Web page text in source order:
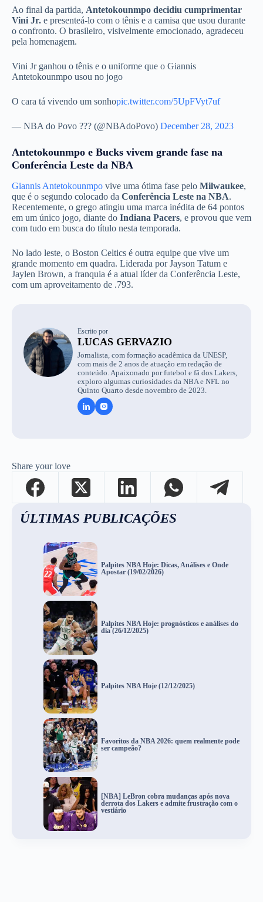
Ao final da partida, Antetokounmpo decidiu cumprimentar
Vini Jr. e presenteá-lo com o tênis e a camisa que usou durante
o confronto. O brasileiro, visivelmente emocionado, agradeceu
pela homenagem.
Vini Jr ganhou o tênis e o uniforme que o Giannis
Antetokounmpo usou no jogo
O cara tá vivendo um sonhopic.twitter.com/5UpFVyt7uf
— NBA do Povo ??? (@NBAdoPovo) December 28, 2023
Antetokounmpo e Bucks vivem grande fase na
Conferência Leste da NBA
Giannis Antetokounmpo vive uma ótima fase pelo Milwaukee,
que é o segundo colocado da Conferência Leste na NBA.
Recentemente, o grego atingiu uma marca inédita de 64 pontos
em um único jogo, diante do Indiana Pacers, e provou que vem
com tudo em busca do título nesta temporada.
No lado leste, o Boston Celtics é outra equipe que vive um
grande momento em quadra. Liderada por Jayson Tatum e
Jaylen Brown, a franquia é a atual líder da Conferência Leste,
com um aproveitamento de .793.
Escrito por
LUCAS GERVAZIO
Jornalista, com formação acadêmica da UNESP,
com mais de 2 anos de atuação em redação de
conteúdo. Apaixonado por futebol e fã dos Lakers,
exploro algumas curiosidades da NBA e NFL no
Quinto Quarto desde novembro de 2023.
Share your love
ÚLTIMAS PUBLICAÇÕES
Palpites NBA Hoje: Dicas, Análises e Onde
Apostar (19/02/2026)
Palpites NBA Hoje: prognósticos e análises do
dia (26/12/2025)
Palpites NBA Hoje (12/12/2025)
Favoritos da NBA 2026: quem realmente pode
ser campeão?
[NBA] LeBron cobra mudanças após nova
derrota dos Lakers e admite frustração com o
vestiário